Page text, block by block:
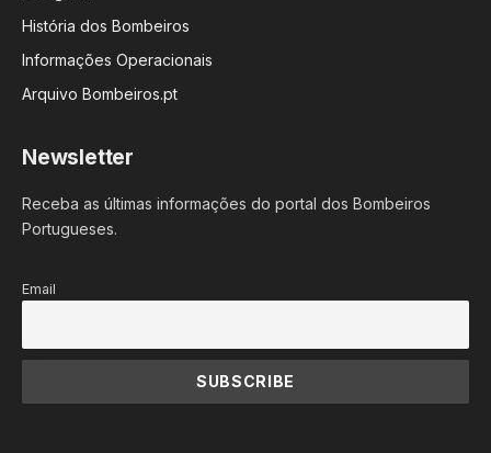
História dos Bombeiros
Informações Operacionais
Arquivo Bombeiros.pt
Newsletter
Receba as últimas informações do portal dos Bombeiros
Portugueses.
Email